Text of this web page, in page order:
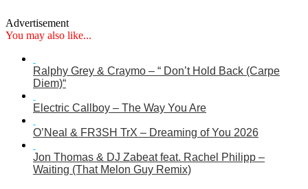
Advertisement
You may also like...
Ralphy Grey & Craymo – “ Don’t Hold Back (Carpe
Diem)“
Electric Callboy – The Way You Are
O’Neal & FR3SH TrX – Dreaming of You 2026
Jon Thomas & DJ Zabeat feat. Rachel Philipp –
Waiting (That Melon Guy Remix)